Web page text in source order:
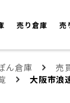
売り倉庫 売
ん倉庫 売
大阪市浪